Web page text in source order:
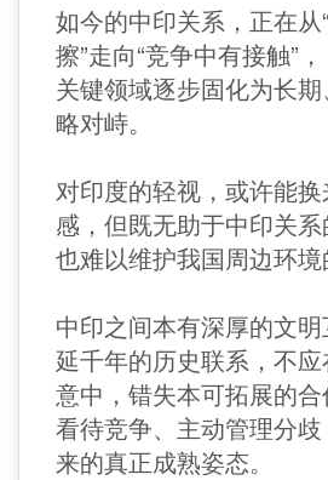
如今的中印关系，正在从
擦”走向“竞争中有接触”
关键领域逐步固化为长
略对峙。
对印度的轻视，或许能
感，但既无助于中印关系
也难以维护我国周边环境
中印之间本有深厚的文
延千年的历史联系，不
意中，错失本可拓展的
看待竞争、主动管理分
来的真正成熟姿态。